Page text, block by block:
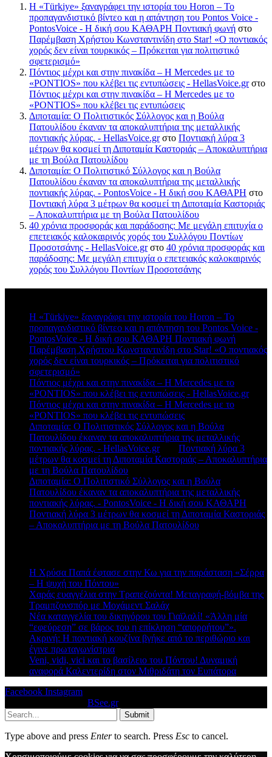
Η «Türkiye» ξαναγράφει την ιστορία του Horon – Το
προπαγανδιστικό βίντεο και η απάντηση του Pontos Voice -
PontosVoice - H δική σου ΚΑΘΑΡΗ Ποντιακή φωνή στο
Παρέμβαση Χρήστου Κωνσταντινίδη στο Star! «Ο ποντιακός
χορός δεν είναι τουρκικός – Πρόκειται για πολιτιστικό
σφετερισμό»
Πόντιος μέχρι και στην πινακίδα – Η Mercedes με το
«PONTIOS» που κλέβει τις εντυπώσεις - HellasVoice.grστο
Πόντιος μέχρι και στην πινακίδα – Η Mercedes με το
«PONTIOS» που κλέβει τις εντυπώσεις
Διποταμία: Ο Πολιτιστικός Σύλλογος και η Βούλα
Πατουλίδου έκαναν τα αποκαλυπτήρια της μεταλλικής
ποντιακής λύρας. - HellasVoice.grστο Ποντιακή λύρα 3
μέτρων θα κοσμεί τη Διποταμία Καστοριάς – Αποκαλυπτήρια
με τη Βούλα Πατουλίδου
Διποταμία: Ο Πολιτιστικό Σύλλογος και η Βούλα
Πατουλίδου έκαναν τα αποκαλυπτήρια της μεταλλικής
ποντιακής λύρας. - PontosVoice - H δική σου ΚΑΘΑΡΗ στο
Ποντιακή λύρα 3 μέτρων θα κοσμεί τη Διποταμία Καστοριάς
– Αποκαλυπτήρια με τη Βούλα Πατουλίδου
40 χρόνια προσφοράς και παράδοσης: Με μεγάλη επιτυχία ο
επετειακός καλοκαιρινός χορός του Συλλόγου Ποντίων
Προσοτσάνης - HellasVoice.grστο 40 χρόνια προσφοράς και
παράδοσης: Με μεγάλη επιτυχία ο επετειακός καλοκαιρινός
χορός του Συλλόγου Ποντίων Προσοτσάνης
Η «Türkiye» ξαναγράφει την ιστορία του Horon – Το
προπαγανδιστικό βίντεο και η απάντηση του Pontos Voice -
PontosVoice - H δική σου ΚΑΘΑΡΗ Ποντιακή φωνή
Παρέμβαση Χρήστου Κωνσταντινίδη στο Star! «Ο ποντιακός
χορός δεν είναι τουρκικός – Πρόκειται για πολιτιστικό
σφετερισμό»
Πόντιος μέχρι και στην πινακίδα – Η Mercedes με το
«PONTIOS» που κλέβει τις εντυπώσεις - HellasVoice.grστο
Πόντιος μέχρι και στην πινακίδα – Η Mercedes με το
«PONTIOS» που κλέβει τις εντυπώσεις
Διποταμία: Ο Πολιτιστικός Σύλλογος και η Βούλα
Πατουλίδου έκαναν τα αποκαλυπτήρια της μεταλλικής
ποντιακής λύρας. - HellasVoice.grστο Ποντιακή λύρα 3
μέτρων θα κοσμεί τη Διποταμία Καστοριάς – Αποκαλυπτήρια
με τη Βούλα Πατουλίδου
Διποταμία: Ο Πολιτιστικό Σύλλογος και η Βούλα
Πατουλίδου έκαναν τα αποκαλυπτήρια της μεταλλικής
ποντιακής λύρας. - PontosVoice - H δική σου ΚΑΘΑΡΗ
Ποντιακή λύρα 3 μέτρων θα κοσμεί τη Διποταμία Καστοριάς
– Αποκαλυπτήρια με τη Βούλα Πατουλίδου
Η Χρύσα Παπά έφτασε στην Κω για την παράσταση «Σέρρα
– Η ψυχή του Πόντου»
Χαράς ευαγγέλια στην Τραπεζούντα! Μεταγραφή-βόμβα της
Τραμπζονσπόρ με Μοχάμεντ Σαλάχ
Νέα καταγγελία του δικηγόρου του Γιαϊλαλί! «Άλλη μία
“εφεύρεση” σε βάρος του η επίκληση “απορρήτου”».
Ακρινή: Η ποντιακή κουζίνα βγήκε από το περιθώριο και
έγινε πρωταγωνίστρια
Veni, vidi, vici και το βασίλειο του Πόντου! Δυναμική
αναφορά Καλεντερίδη στον Μιθριδάτη τον Ευπάτορα
Facebook Instagram
BSee.gr.
Submit
Type above and press Enterto search. Press Esc to cancel.